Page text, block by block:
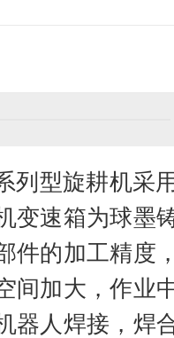
型旋耕机采
变速箱为球墨
件的加工精度
间加大，作业
器人焊接，焊